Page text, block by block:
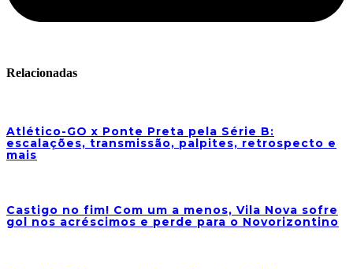
Relacionadas
Atlético-GO x Ponte Preta pela Série B:
escalações, transmissão, palpites, retrospecto e
mais
Castigo no fim! Com um a menos, Vila Nova sofre
gol nos acréscimos e perde para o Novorizontino